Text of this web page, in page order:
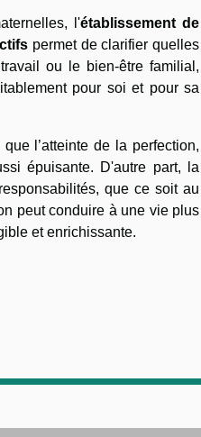
l'établissement de
permet de clarifier quelles
ou le bien-être familial,
pour soi et pour sa
l’atteinte de la perfection,
épuisante. D'autre part, la
que ce soit au
peut conduire à une vie plus
et enrichissante.